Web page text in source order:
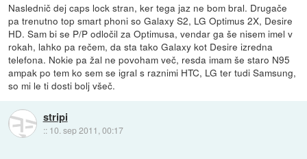
Naslednič dej caps lock stran, ker tega jaz ne bom bral. Drugače
pa trenutno top smart phoni so Galaxy S2, LG Optimus 2X, Desire
HD. Sam bi se P/P odločil za Optimusa, vendar ga še nisem imel v
rokah, lahko pa rečem, da sta tako Galaxy kot Desire izredna
telefona. Nokie pa žal ne povoham več, resda imam še staro N95
ampak po tem ko sem se igral s raznimi HTC, LG ter tudi Samsung,
so mi le ti dosti bolj všeč.
stripi
:: 10. sep 2011, 00:17